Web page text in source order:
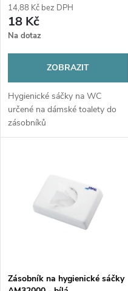
r
o
u
k
r
o
d
u
k
14,88 Kč bez DPH
18 Kč
Na dotaz
ZOBRAZIT
Hygienické sáčky na WC
určené na dámské toalety do
zásobníků
AM32000/AM32800/AM36000.
Zásobník na hygienické sáčky